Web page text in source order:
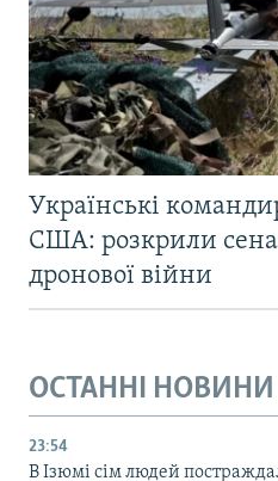
Українські
США: розкрили
дронової війни
ОСТАННІ НОВИНИ
23:54
В Ізюмі сім людей